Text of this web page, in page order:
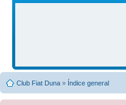
Club Fiat Duna » Índice general